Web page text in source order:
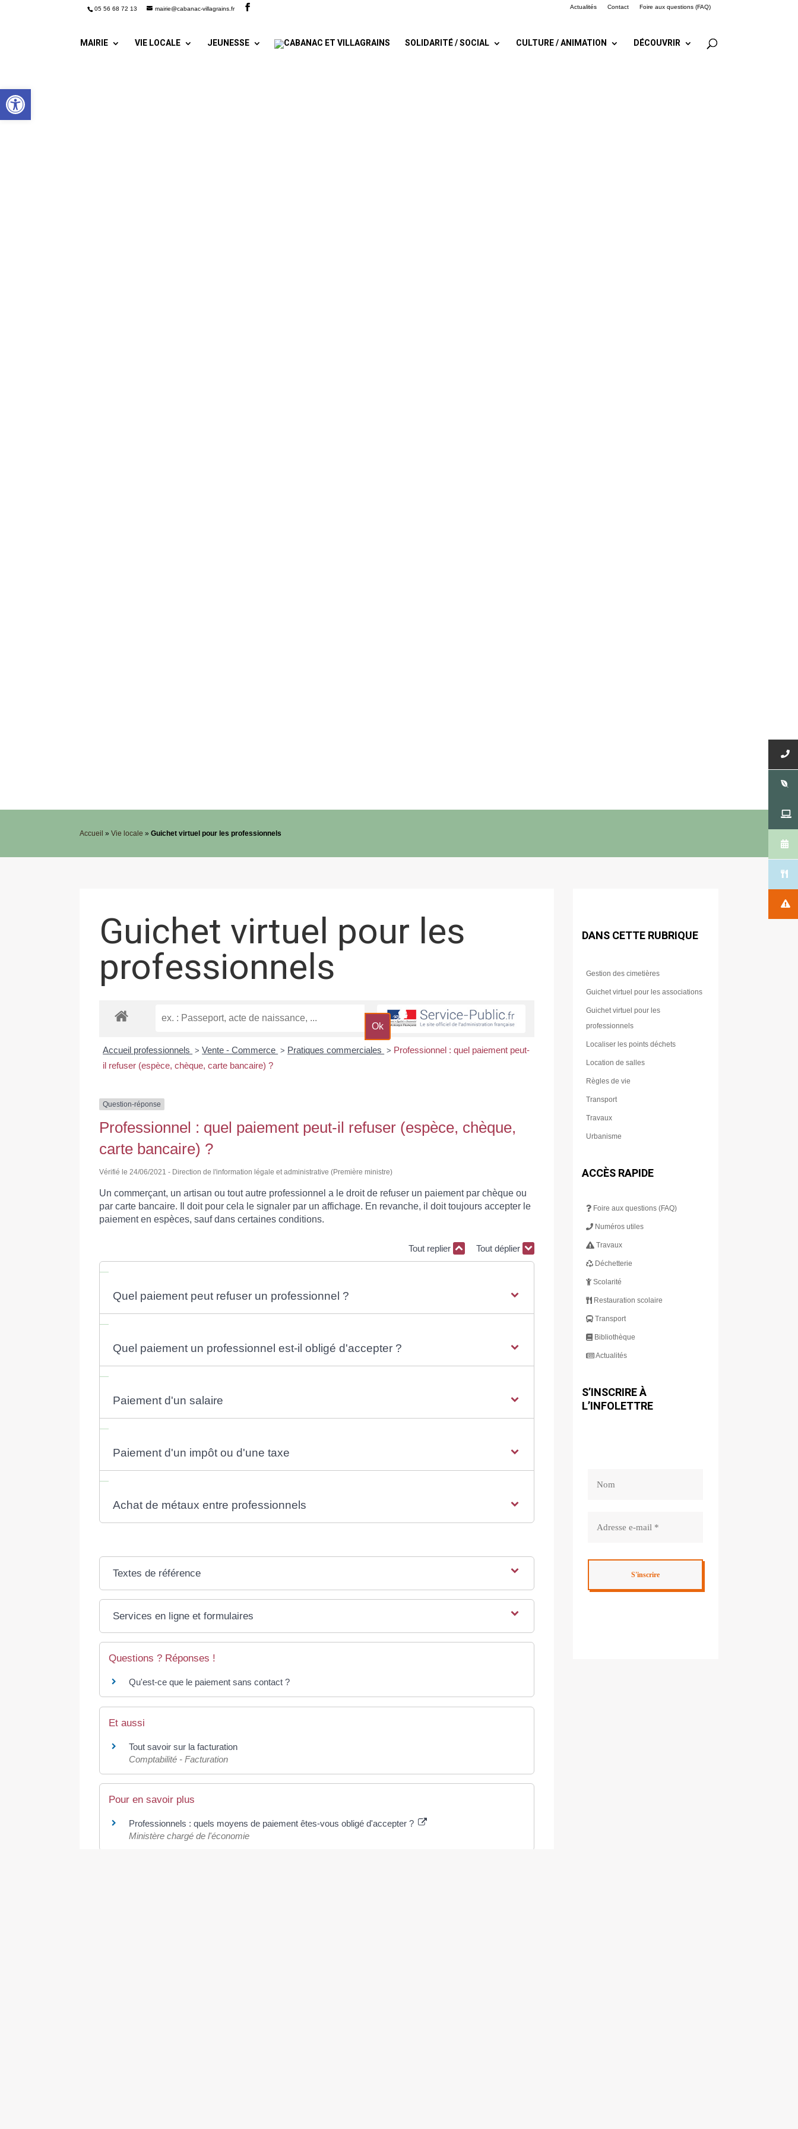
Ouvrir la barre d’outils
05 56 68 72 13 mairie@cabanac-villagrains.fr Actualités Contact Foire aux questions (FAQ)
MAIRIE VIE LOCALE JEUNESSE SOLIDARITÉ / SOCIAL CULTURE / ANIMATION DÉCOUVRIR
Accueil »Vie locale »Guichet virtuel pour les professionnels
Guichet virtuel pour les
professionnels
Accueil professionnels > Vente - Commerce > Pratiques commerciales > Professionnel : quel paiement peut-
il refuser (espèce, chèque, carte bancaire) ?
Question-réponse
Professionnel : quel paiement peut-il refuser (espèce, chèque,
carte bancaire) ?
Vérifié le 24/06/2021 - Direction de l'information légale et administrative (Première ministre)
Un commerçant, un artisan ou tout autre professionnel a le droit de refuser un paiement par chèque ou
par carte bancaire. Il doit pour cela le signaler par un affichage. En revanche, il doit toujours accepter le
paiement en espèces, sauf dans certaines conditions.
Tout replier Tout déplier
Quel paiement peut refuser un professionnel ?
Quel paiement un professionnel est-il obligé d'accepter ?
Paiement d'un salaire
Paiement d'un impôt ou d'une taxe
Achat de métaux entre professionnels
Textes de référence
Services en ligne et formulaires
Questions ? Réponses !
Qu'est-ce que le paiement sans contact ?
Et aussi
Tout savoir sur la facturation
Comptabilité - Facturation
Pour en savoir plus
Professionnels : quels moyens de paiement êtes-vous obligé d'accepter ?
Ministère chargé de l'économie
DANS CETTE RUBRIQUE
Gestion des cimetières
Guichet virtuel pour les associations
Guichet virtuel pour les
professionnels
Localiser les points déchets
Location de salles
Règles de vie
Transport
Travaux
Urbanisme
ACCÈS RAPIDE
Foire aux questions (FAQ)
Numéros utiles
Travaux
Déchetterie
Scolarité
Restauration scolaire
Transport
Bibliothèque
Actualités
S’INSCRIRE À
L’INFOLETTRE